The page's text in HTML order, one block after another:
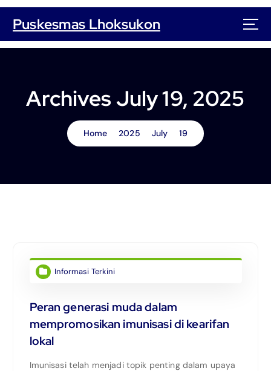
S
p
Puskesmas Lhoksukon
Archives July 19, 2025
Home 2025 July 19
Informasi Terkini
Peran generasi muda dalam
mempromosikan imunisasi di kearifan
lokal
Imunisasi telah menjadi topik penting dalam upaya